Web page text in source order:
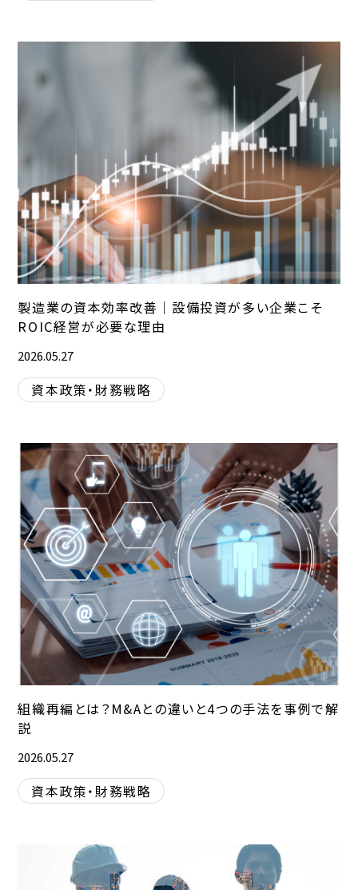
製造業の資本効率改善｜設備投資が多い企業こそ
ROIC経営が必要な理由
2026.05.27
資本政策・財務戦略
組織再編とは？M&Aとの違いと4つの手法を事例で解
説
2026.05.27
資本政策・財務戦略